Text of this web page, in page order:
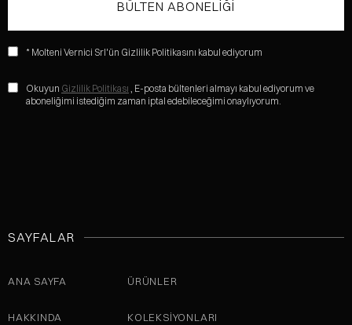
* Molteni Vernici Srl'ün Gizlilik Politikasını kabul ediyorum
Okuyun Gizlilik Politikası , E-posta bültenleri almayı kabul ediyorum ve
aboneliğimi istediğim zaman iptal edebileceğimi onaylıyorum.
SAYFALAR
ANA SAYFA
HAKKINDA
ÜRÜNLER
KOLEKSIYONLARI